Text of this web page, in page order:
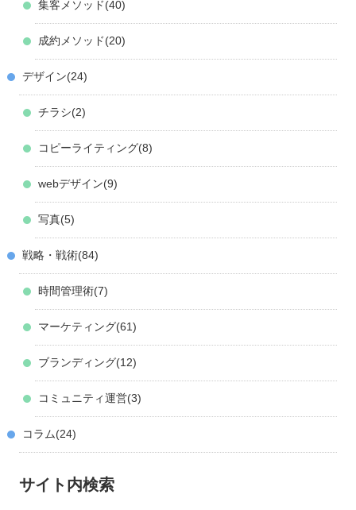
集客メソッド 40
成約メソッド 20
デザイン 24
チラシ 2
コピーライティング 8
webデザイン 9
写真 5
戦略・戦術 84
時間管理術 7
マーケティング 61
ブランディング 12
コミュニティ運営 3
コラム 24
サイト内検索